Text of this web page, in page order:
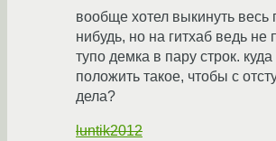
вообще хотел выкинуть весь
нибудь, но на гитхаб ведь
тупо демка в пару строк.
положить такое, чтобы с
дела?
luntik2012